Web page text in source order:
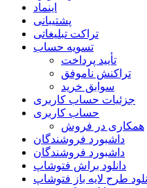
اینماد
پشتیبانی
تراکت تبلیغاتی
تسویه حساب
تأیید پرداخت
تراکنش ناموفق
سوابق خرید
جزئیات حساب کاربری
حساب کاربری
همکاری در فروش
داشبورد فروشندگان
داشبورد فروشندگان
دانلود براش فتوشاپ
طرح لایه باز فتوشاپ